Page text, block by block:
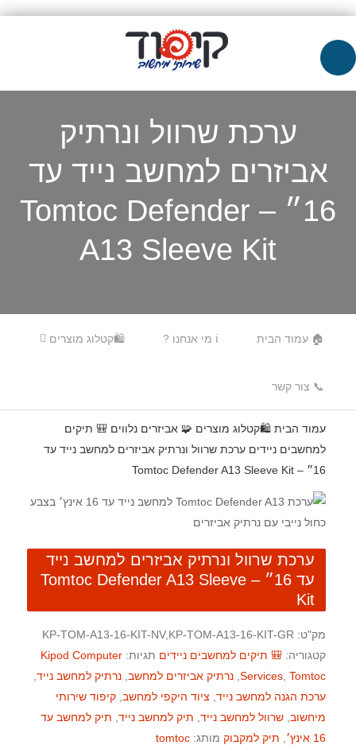
ערכת שרוול ונרתיק
אביזרים למחשב נייד עד
16״ – Tomtoc Defender
A13 Sleeve Kit
Menu🏠 עמוד הבית
ℹ️ מי אנחנו ? 🛍️קטלוג מוצרים
📞 צור קשר
עמוד הבית 🛍️קטלוג מוצרים 🧩 אביזרים נלווים 🎒 תיקים
למחשבים ניידים ערכת שרוול ונרתיק אביזרים למחשב נייד עד
16״ – Tomtoc Defender A13 Sleeve Kit
ערכת שרוול ונרתיק אביזרים למחשב נייד
עד 16״ – Tomtoc Defender A13 Sleeve
Kit
מק"ט: KP-TOM-A13-16-KIT-NV,KP-TOM-A13-16-KIT-GR
קטגוריה: 🎒 תיקים למחשבים ניידים תגיות: Kipod Computer
Services Tomtoc נרתיק אביזרים למחשב נרתיק למחשב נייד
ערכת הגנה למחשב נייד ציוד היקפי למחשב קיפוד שירותי
מיחשוב שרוול למחשב נייד תיק למחשב נייד תיק למחשב עד
16 אינץ׳
תיק למקבוק מותג: tomtoc